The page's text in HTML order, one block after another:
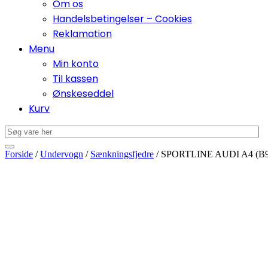
Om os
Handelsbetingelser – Cookies
Reklamation
Menu
Min konto
Til kassen
Ønskeseddel
Kurv
Forside /Undervogn / Sænkningsfjedre / SPORTLINE AUDI A4